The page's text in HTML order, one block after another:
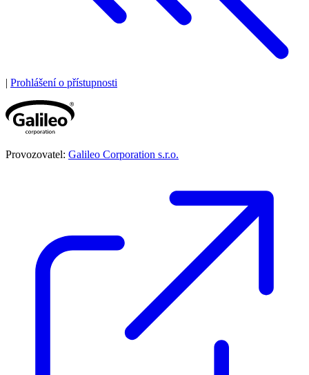
| Prohlášení o přístupnosti
Provozovatel: Galileo Corporation s.r.o.